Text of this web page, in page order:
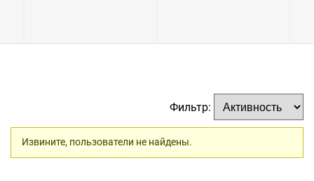
Фильтр:
Извините, пользователи не найдены.